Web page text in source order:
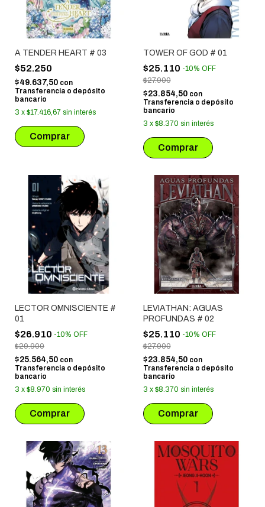
A TENDER HEART # 03
$52.250
$49.637,50 con
Transferencia o depósito
bancario
3 x $17.416,67 sin interés
TOWER OF GOD # 01
$25.110 -10% OFF
$27.900
$23.854,50 con
Transferencia o depósito
bancario
3 x $8.370 sin interés
LECTOR OMNISCIENTE #
01
$26.910 -10% OFF
$29.900
$25.564,50 con
Transferencia o depósito
bancario
3 x $8.970 sin interés
LEVIATHAN: AGUAS
PROFUNDAS # 02
$25.110 -10% OFF
$27.900
$23.854,50 con
Transferencia o depósito
bancario
3 x $8.370 sin interés